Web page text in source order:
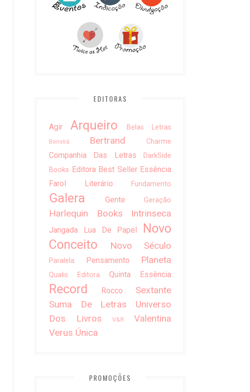
EDITORAS
Agir Arqueiro Belas Letras
Benvirá Bertrand Charme
Companhia Das Letras
DarkSide
Books Editora Best Seller Essência
Farol Literário
Fundamento
Galera Gente Geração
Harlequin Books Intrinseca
Jangada Lua De Papel
Novo
Conceito
Novo Século
Paralela Pensamento Planeta
Qualis Editora Quinta Essência
Record Rocco
Sextante
Suma De Letras
Universo
Dos Livros
V&R
Valentina
Verus Única
PROMOÇÕES